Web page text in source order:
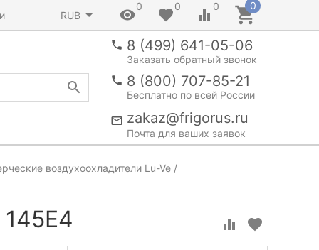
RUB
0 0 0 0
8 (499) 641-05-06
Заказать обратный звонок
8 (800) 707-85-21
Бесплатно по всей России
zakaz@frigorus.ru
Почта для ваших заявок
воздухоохладители Lu-Ve